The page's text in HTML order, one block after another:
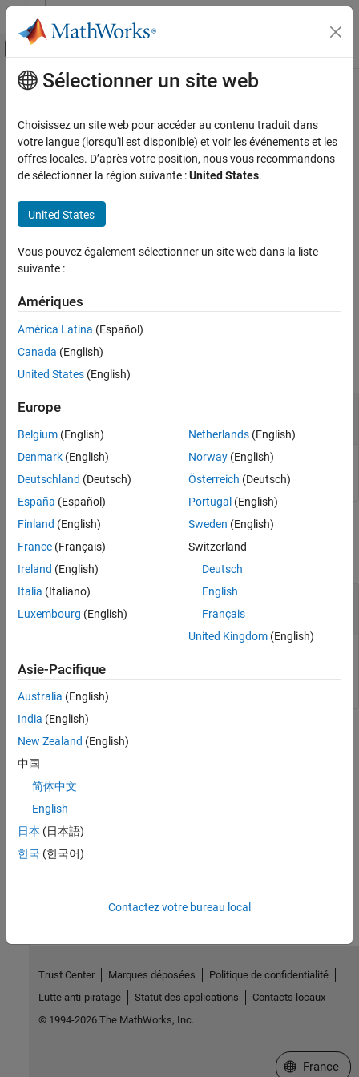
Passer au contenu
Activer/désactiver l'affichage du menu
Accueil de la documentation
Audio Toolbox
Audio I/O and Waveform Generation
ON THIS PAGE
Description
Output Arguments
See Also
Contenu principal
isPlayerPaused
Indicates if playback is currently paused
Since R2025a
collapse all in page
Syntax
Description
player is currently paused. Otherwise, the function returns
Input Arguments
collapse all
as
The audiostreamer object to query.
Output Arguments
collapse all
status
true|false
paused orfalse
Version History
Introduced in R2025a
See Also
audiostreamer
Sélectionner un site web
Choisissez un site web pour accéder au contenu traduit dans
votre langue (lorsqu'il est disponible) et voir les événements et les
offres locales. D’après votre position, nous vous recommandons
de sélectionner la région suivante :United States.
United States
Vous pouvez également sélectionner un site web dans la liste
suivante :
Amériques
América Latina (Español)
Canada (English)
United States (English)
Europe
Belgium (English)
Denmark (English)
Deutschland (Deutsch)
España (Español)
Finland (English)
France (Français)
Ireland (English)
Italia (Italiano)
Luxembourg (English)
Netherlands(English)
Norway(English)
Österreich (Deutsch)
Portugal (English)
Sweden (English)
Switzerland
Deutsch
English
Français
United Kingdom(English)
Asie-Pacifique
Australia (English)
India (English)
New Zealand (English)
中国
简体中文
English
日本 (日本語)
한국 (한국어)
Contactez votre bureau local
Trust Center Marques déposées
Politique de confidentialité
Lutte anti-piratage
Statut des applications
Contacts locaux
© 1994-2026 The MathWorks, Inc.
Sélectionner
France